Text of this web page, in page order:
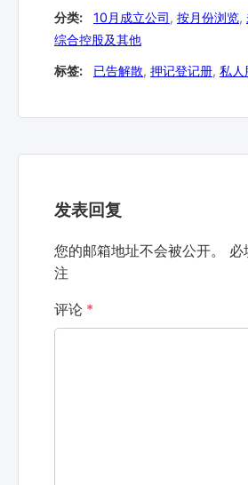
分类: 10月成立公司, 按月份浏览,
综合控股及其他
标签: 已告解散, 押记登记册, 私人
发表回复
您的邮箱地址不会被公开。 必
注
评论 *